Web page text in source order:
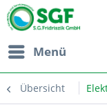
Menü
Übersicht